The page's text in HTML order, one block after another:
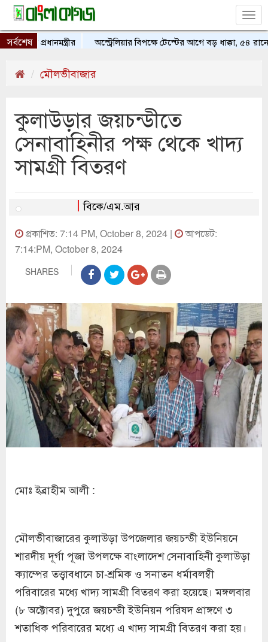
সর্বশেষ
প্রধানমন্ত্রীর অস্ট্রেলিয়ার বিপক্ষে টেস্টের আগে বড় ধাক্কা, ৫৪
মৌলভীবাজার
কুলাউড়ার জয়চন্ডীতে
সেনাবাহিনীর পক্ষ থেকে খাদ্য
সামগ্রী বিতরণ
বিকে/এম.আর
প্রকাশিত: 7:14 PM, October 8, 2024 |
আপডেট:
7:14:PM, October 8, 2024
SHARES
মোঃ ইব্রাহীম আলী :
মৌলভীবাজারের কুলাউড়া উপজেলার জয়চন্ডী ইউনিয়নে
শারদীয় দূর্গা পূজা উপলক্ষে বাংলাদেশ সেনাবাহিনী কুলাউড়া
ক্যাম্পের তত্ত্বাবধানে চা-শ্রমিক ও সনাতন ধর্মাবলম্বী
পরিবারের মধ্যে খাদ্য সামগ্রী বিতরণ করা হয়েছে। মঙ্গলবার
(৮ অক্টোবর) দুপুরে জয়চন্ডী ইউনিয়ন পরিষদ প্রাঙ্গণে ৩
শতাধিক পরিবারের মধ্যে এ খাদ্য সামগ্রী বিতরণ করা হয়।